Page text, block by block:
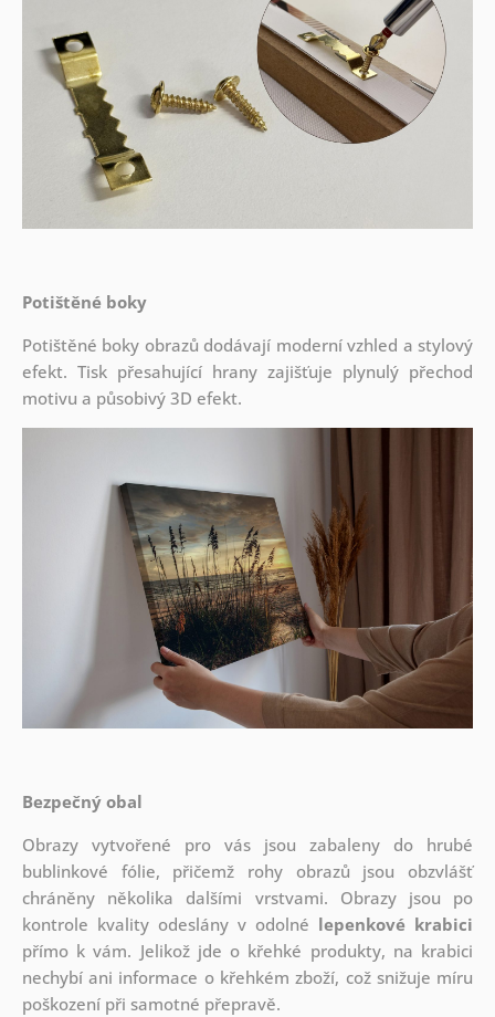
Potištěné boky
Potištěné boky obrazů dodávají moderní vzhled a stylový
efekt. Tisk přesahující hrany zajišťuje plynulý přechod
motivu a působivý 3D efekt.
Bezpečný obal
Obrazy vytvořené pro vás jsou zabaleny do hrubé
bublinkové fólie, přičemž rohy obrazů jsou obzvlášť
chráněny několika dalšími vrstvami. Obrazy jsou po
kontrole kvality odeslány v odolné lepenkové krabici
přímo k vám. Jelikož jde o křehké produkty, na krabici
nechybí ani informace o křehkém zboží, což snižuje míru
poškození při samotné přepravě.